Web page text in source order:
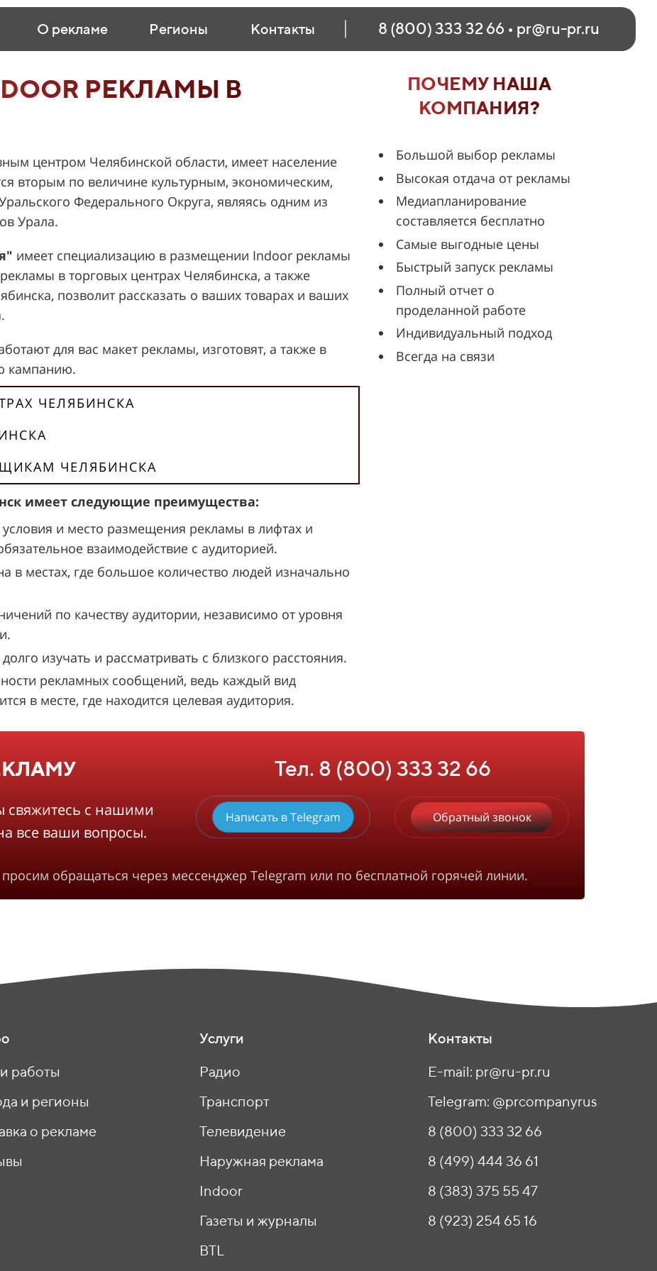
О рекламе Регионы Контакты 8 (800) 333 32 66 • pr@ru-pr.ru
РЕКЛАМЫ В
центром Челябинской области, имеет население
вторым по величине культурным, экономическим,
Федерального Округа, являясь одним из
Урала.
имеет специализацию в размещении Indoor рекламы
в торговых центрах Челябинска, а также
позволит рассказать о ваших товарах и ваших
для вас макет рекламы, изготовят, а также в
кампанию.
ЧЕЛЯБИНСКА
ЧЕЛЯБИНСКА
имеет следующие преимущества:
условия и место размещения рекламы в лифтах и
взаимодействие с аудиторией.
в местах, где большое количество людей изначально
по качеству аудитории, независимо от уровня
изучать и рассматривать с близкого расстояния.
рекламных сообщений, ведь каждый вид
в месте, где находится целевая аудитория.
ПОЧЕМУ НАША
КОМПАНИЯ?
Большой выбор рекламы
Высокая отдача от рекламы
Медиапланирование
составляется бесплатно
Самые выгодные цены
Быстрый запуск рекламы
Полный отчет о
проделанной работе
Индивидуальный подход
Всегда на связи
свяжитесь с нашими
все ваши вопросы.
Тел. 8 (800) 333 32 66
Написать в Telegram Обратный звонок
обращаться через мессенджер Telegram или по бесплатной горячей линии.
работы
и регионы
о рекламе
Услуги
Радио
Транспорт
Телевидение
Наружная реклама
Indoor
Газеты и журналы
BTL
Контакты
E-mail: pr@ru-pr.ru
Telegram: @prcompanyrus
8 (800) 333 32 66
8 (499) 444 36 61
8 (383) 375 55 47
8 (923) 254 65 16